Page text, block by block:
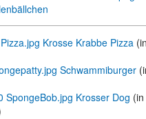
Krosse Krabbe Pizza
Schwammiburger
Krosser Dog (in